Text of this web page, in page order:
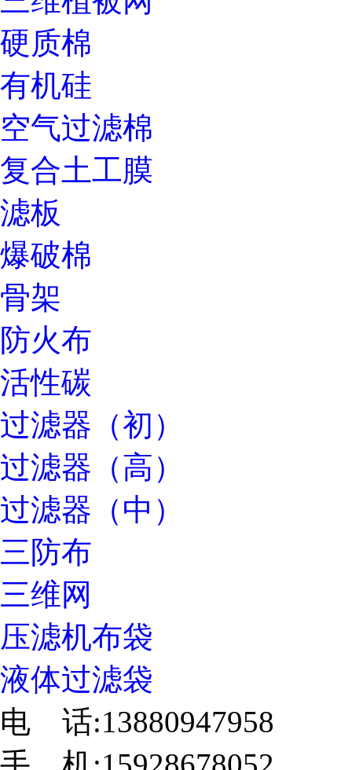
硬质棉
有机硅
空气过滤棉
复合土工膜
滤板
爆破棉
骨架
防火布
活性碳
过滤器（初）
过滤器（高）
过滤器（中）
三防布
三维网
压滤机布袋
液体过滤袋
电 话:13880947958